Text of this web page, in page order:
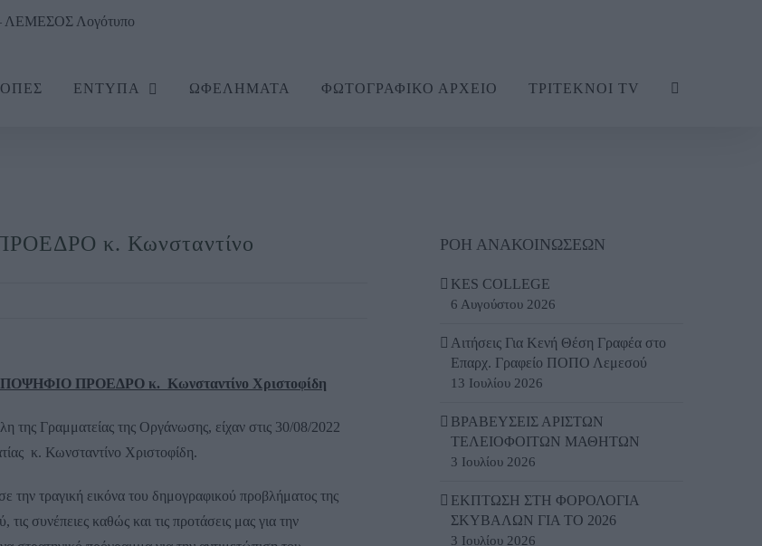
ΕΝΤΥΠΑ ΩΦΕΛΗΜΑΤΑ ΦΩΤΟΓΡΑΦΙΚΟ ΑΡΧΕΙΟ ΤΡΙΤΕΚΝΟΙ TV
κ. Κωνσταντίνο
ΠΡΟΕΔΡΟ κ. Κωνσταντίνο Χριστοφίδη
της Γραμματείας της Οργάνωσης, είχαν στις 30/08/2022
κ. Κωνσταντίνο Χριστοφίδη.
τραγική εικόνα του δημογραφικού προβλήματος της
συνέπειες καθώς και τις προτάσεις μας για την
ΡΟΗ ΑΝΑΚΟΙΝΩΣΕΩΝ
KES COLLEGE
6 Αυγούστου 2026
Αιτήσεις Για Κενή Θέση Γραφέα στο
Επαρχ. Γραφείο ΠΟΠΟ Λεμεσού
13 Ιουλίου 2026
ΒΡΑΒΕΥΣΕΙΣ ΑΡΙΣΤΩΝ
ΤΕΛΕΙΟΦΟΙΤΩΝ ΜΑΘΗΤΩΝ
3 Ιουλίου 2026
ΕΚΠΤΩΣΗ ΣΤΗ ΦΟΡΟΛΟΓΙΑ
ΣΚΥΒΑΛΩΝ ΓΙΑ ΤΟ 2026
3 Ιουλίου 2026